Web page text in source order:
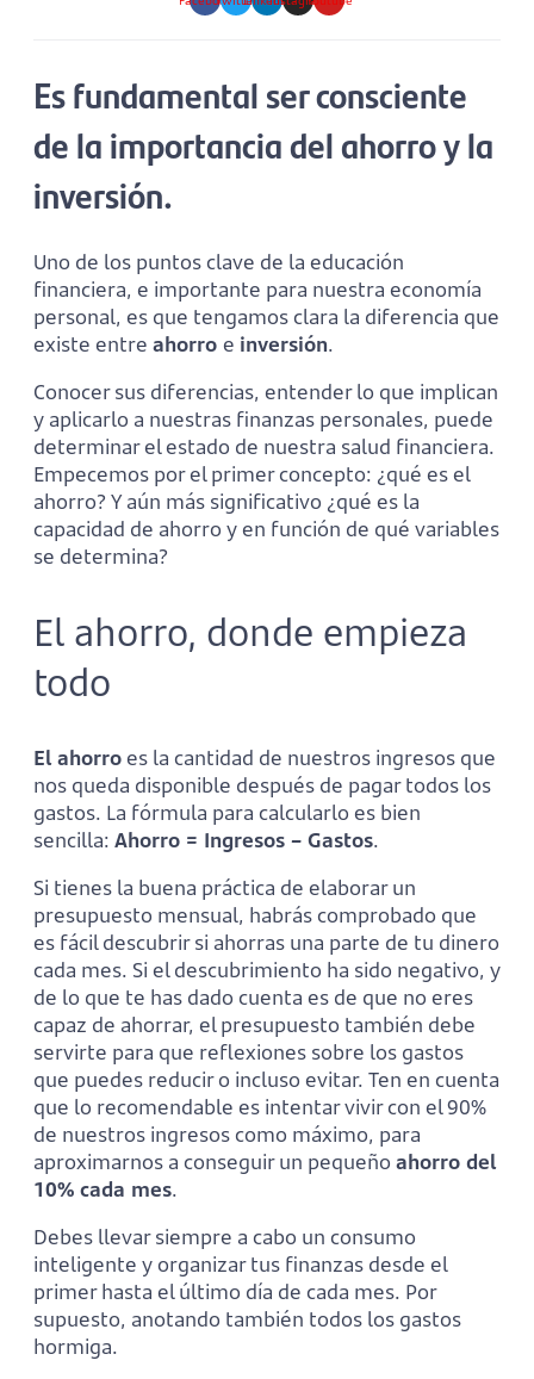
Es fundamental ser consciente
de la importancia del ahorro y la
inversión.
Uno de los puntos clave de la educación
financiera, e importante para nuestra economía
personal, es que tengamos clara la diferencia que
existe entre ahorro e inversión.
Conocer sus diferencias, entender lo que implican
y aplicarlo a nuestras finanzas personales, puede
determinar el estado de nuestra salud financiera.
Empecemos por el primer concepto: ¿qué es el
ahorro? Y aún más significativo ¿qué es la
capacidad de ahorro y en función de qué variables
se determina?
El ahorro, donde empieza
todo
El ahorroes la cantidad de nuestros ingresos que
nos queda disponible después de pagar todos los
gastos. La fórmula para calcularlo es bien
sencilla: Ahorro = Ingresos – Gastos.
Si tienes la buena práctica de elaborar un
presupuesto mensual, habrás comprobado que
es fácil descubrir si ahorras una parte de tu dinero
cada mes. Si el descubrimiento ha sido negativo, y
de lo que te has dado cuenta es de que no eres
capaz de ahorrar, el presupuesto también debe
servirte para que reflexiones sobre los gastos
que puedes reducir o incluso evitar. Ten en cuenta
que lo recomendable es intentar vivir con el 90%
de nuestros ingresos como máximo, para
aproximarnos a conseguir un pequeño ahorro del
10% cada mes.
Debes llevar siempre a cabo un consumo
inteligente y organizar tus finanzas desde el
primer hasta el último día de cada mes. Por
supuesto, anotando también todos los gastos
hormiga.